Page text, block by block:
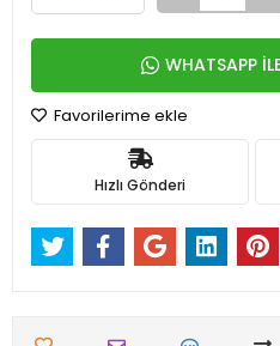
WHATSAPP
Favorilerime ekle
Hızlı Gönderi